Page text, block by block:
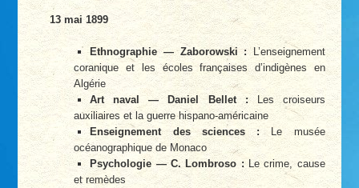
13 mai 1899
Ethnographie — Zaborowski : L’enseignement
coranique et les écoles françaises d’indigènes en
Algérie
Art naval — Daniel Bellet :Les croiseurs
auxiliaires et la guerre hispano-américaine
Enseignement des sciences : Le musée
océanographique de Monaco
Psychologie — C. Lombroso : Le crime, cause
et remèdes